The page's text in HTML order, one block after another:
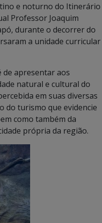
e noturno do Itinerário
Professor Joaquim
durante o decorrer do
a unidade curricular
apresentar aos
natural e cultural do
em suas diversas
do turismo que evidencie
como também da
própria da região.